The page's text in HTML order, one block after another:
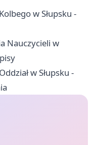
w Słupsku -
Nauczycieli w
w Słupsku -